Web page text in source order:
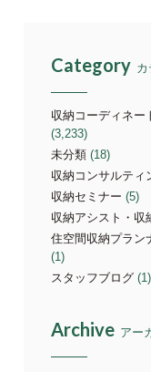
Category カ
収納コーディネー
(3,233)
未分類 (18)
収納コンサルティ
収納セミナー (5)
収納アシスト・収
住空間収納プラン
(1)
スタッフブログ (1)
Archive アー